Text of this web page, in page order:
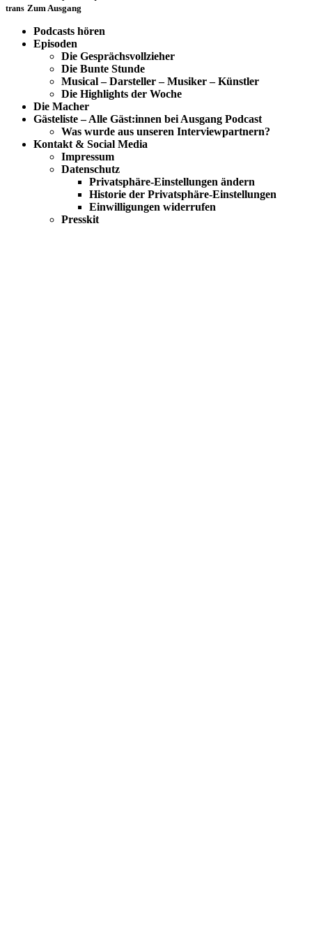
trans Zum Ausgang
Podcasts hören
Episoden
Die Gesprächsvollzieher
Die Bunte Stunde
Musical – Darsteller – Musiker – Künstler
Die Highlights der Woche
Die Macher
Gästeliste – Alle Gäst:innen bei Ausgang Podcast
Was wurde aus unseren Interviewpartnern?
Kontakt & Social Media
Impressum
Datenschutz
Privatsphäre-Einstellungen ändern
Historie der Privatsphäre-Einstellungen
Einwilligungen widerrufen
Presskit